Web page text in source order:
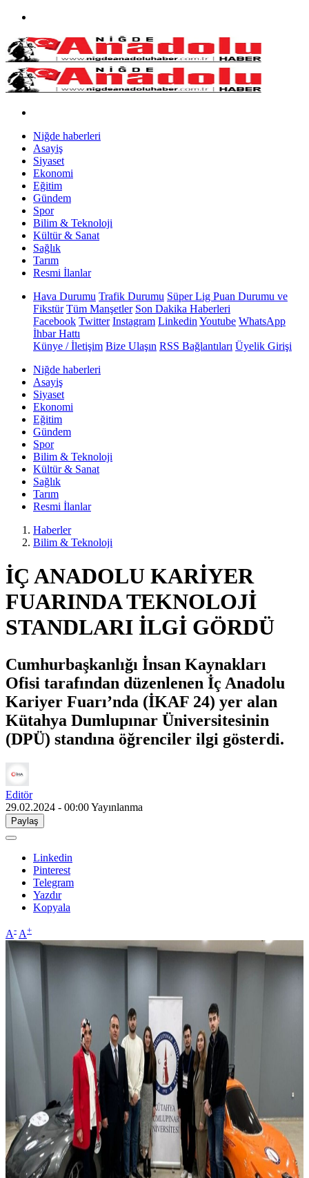
Niğde haberleri
Asayiş
Siyaset
Ekonomi
Eğitim
Gündem
Spor
Bilim & Teknoloji
Kültür & Sanat
Sağlık
Tarım
Resmi İlanlar
Hava Durumu Trafik Durumu Süper Lig Puan Durumu ve
Fikstür Tüm Manşetler Son Dakika Haberleri
Facebook Twitter Instagram Linkedin Youtube WhatsApp
İhbar Hattı
Künye / İletişim Bize Ulaşın RSS Bağlantıları Üyelik Girişi
Niğde haberleri
Asayiş
Siyaset
Ekonomi
Eğitim
Gündem
Spor
Bilim & Teknoloji
Kültür & Sanat
Sağlık
Tarım
Resmi İlanlar
Haberler
Bilim & Teknoloji
İÇ ANADOLU KARİYER
FUARINDA TEKNOLOJİ
STANDLARI İLGİ GÖRDÜ
Cumhurbaşkanlığı İnsan Kaynakları
Ofisi tarafından düzenlenen İç Anadolu
Kariyer Fuarı’nda (İKAF 24) yer alan
Kütahya Dumlupınar Üniversitesinin
(DPÜ) standına öğrenciler ilgi gösterdi.
Editör
29.02.2024 - 00:00Yayınlanma
Paylaş
Linkedin
Pinterest
Telegram
Yazdır
Kopyala
A- A+